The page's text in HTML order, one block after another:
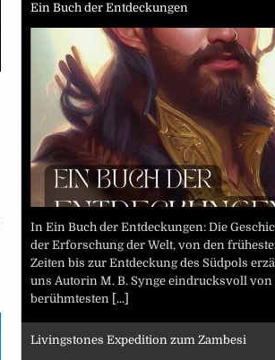
Ein Buch der Entdeckungen
In Ein Buch der Entdeckungen: Die
der Erforschung der Welt, von den
Zeiten bis zur Entdeckung des Südpols
uns Autorin M. B. Synge eindrucksvoll von
berühmtesten [...]
Livingstones Expedition zum Zambesi